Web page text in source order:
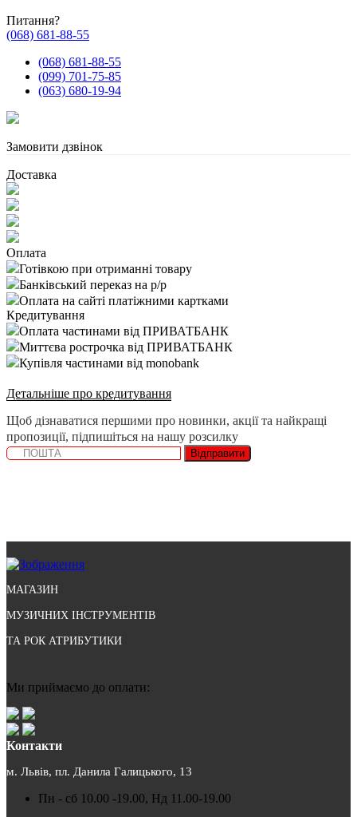
Питання?
(068) 681-88-55
(068) 681-88-55
(099) 701-75-85
(063) 680-19-94
Замовити дзвінок
Доставка
Оплата
Готівкою при отриманні товару
Банківський переказ на р/р
Оплата на сайті платіжними картками
Кредитування
Оплата частинами від ПРИВАТБАНК
Миттєва рострочка від ПРИВАТБАНК
Купівля частинами від monobank
Детальніше про кредитування
Щоб дізнаватися першими про новинки, акції та найкращі
пропозиції, підпишіться на нашу розсилку
Відправити
МАГАЗИН
МУЗИЧНИХ ІНСТРУМЕНТІВ
ТА РОК АТРИБУТИКИ
Ми приймаємо до оплати:
Контакти
м. Львів, пл. Данила Галицького, 13
Пн - сб 10.00 -19.00, Нд 11.00-19.00